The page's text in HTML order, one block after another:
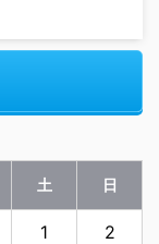
土 日
1 2